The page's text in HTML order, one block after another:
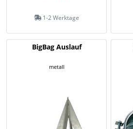
1-2 Werktage
BigBag Auslauf
metall